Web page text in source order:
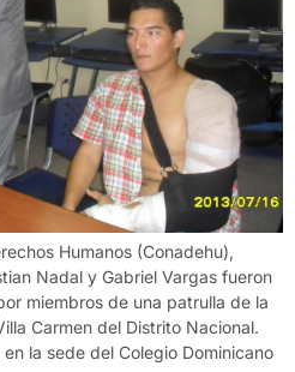
Humanos (Conadehu),
Nadal y Gabriel Vargas fueron
miembros de una patrulla de la
Carmen del Distrito Nacional.
la sede del Colegio Dominicano